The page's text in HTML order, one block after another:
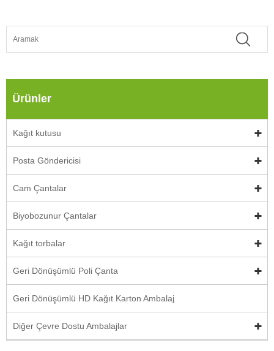
Ürünler
Kağıt kutusu
Posta Göndericisi
Cam Çantalar
Biyobozunur Çantalar
Kağıt torbalar
Geri Dönüşümlü Poli Çanta
Geri Dönüşümlü HD Kağıt Karton Ambalaj
Diğer Çevre Dostu Ambalajlar